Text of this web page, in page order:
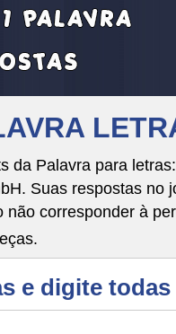
da Palavra para
Suas respostas
não corresponder à
e digite todas